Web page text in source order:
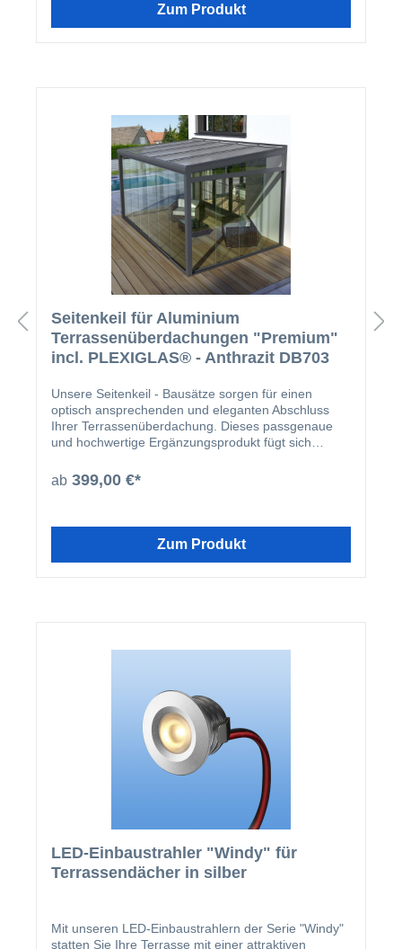
Zum Produkt
Seitenkeil für Aluminium
Terrassenüberdachungen "Premium"
incl. PLEXIGLAS® - Anthrazit DB703
Unsere Seitenkeil - Bausätze sorgen für einen
optisch ansprechenden und eleganten Abschluss
Ihrer Terrassenüberdachung. Dieses passgenaue
und hochwertige Ergänzungsprodukt fügt sich
ein.Der Bausatz besteht aus den nachfolgenden
Komponenten:1 Pfosten 60 x 110 a 3000mm 1
Breite und die Länge richtet sich nach der gewählten
Menge3 Rahmendübel2
ab 399,00 €*
Zum Produkt
LED-Einbaustrahler "Windy" für
Terrassendächer in silber
Mit unseren LED-Einbaustrahlern der Serie "Windy"
statten Sie Ihre Terrasse mit einer attraktiven